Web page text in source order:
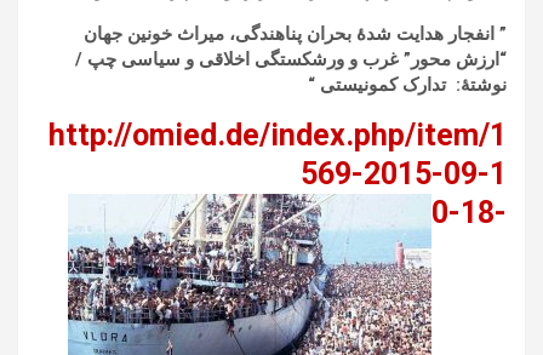
” انفجار هدایت شدۀ بحران پناهندگی، میراث خونین جهان
“ارزش محور” غرب و ورشکستگی اخلاقی و سیاسی چپ /
نوشتۀ: تدارک کمونیستی “
http://omied.de/index.php/item/1
569-2015-09-1
0-18-